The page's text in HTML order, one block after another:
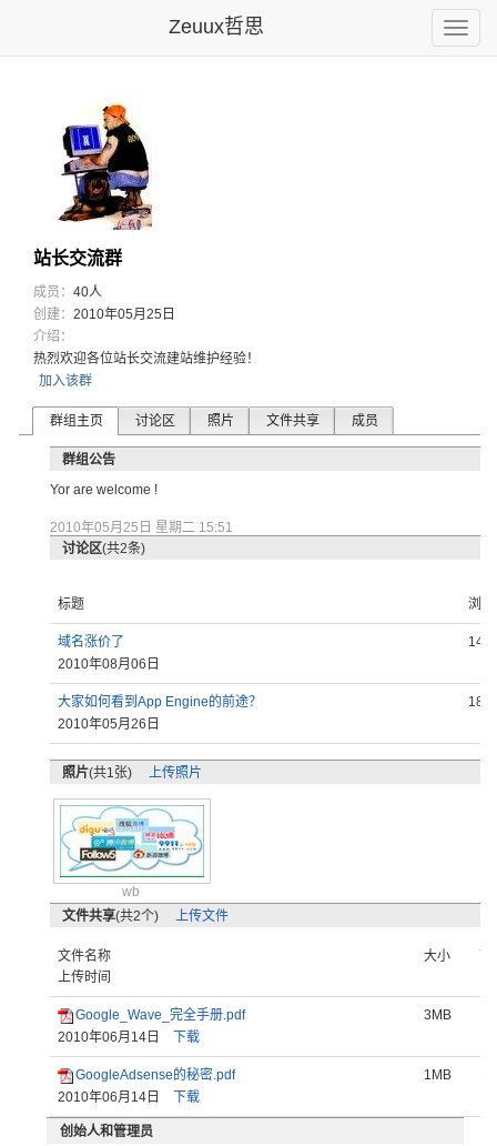
Toggle
Zeuux哲思
站长交流群
成员： 40人
创建： 2010年05月25日
介绍：
热烈欢迎各位站长交流建站维护经验！
加入该群
群组主页 讨论区 照片 文件共享 成员
群组公告
Yor are welcome !
2010年05月25日 星期二 15:51
讨论区(共2条)
标题 浏览
域名涨价了
2010年08月06日
大家如何看到App Engine的前途？
2010年05月26日
照片(共1张) 上传照片
wb
文件共享(共2个) 上传文件
文件名称 大小
上传时间
Google_Wave_完全手册.pdf 3MB
2010年06月14日
下载
GoogleAdsense的秘密.pdf 1MB
2010年06月14日
下载
创始人和管理员